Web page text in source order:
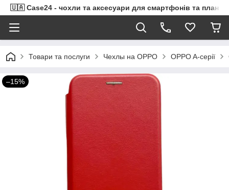
🇺🇦 Case24 - чохли та аксесуари для смартфонів та
Товари та послуги Чехлы на OPPO OPPO A-серії
–15%